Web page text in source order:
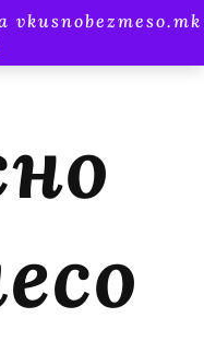
vkusnobezmeso.mk